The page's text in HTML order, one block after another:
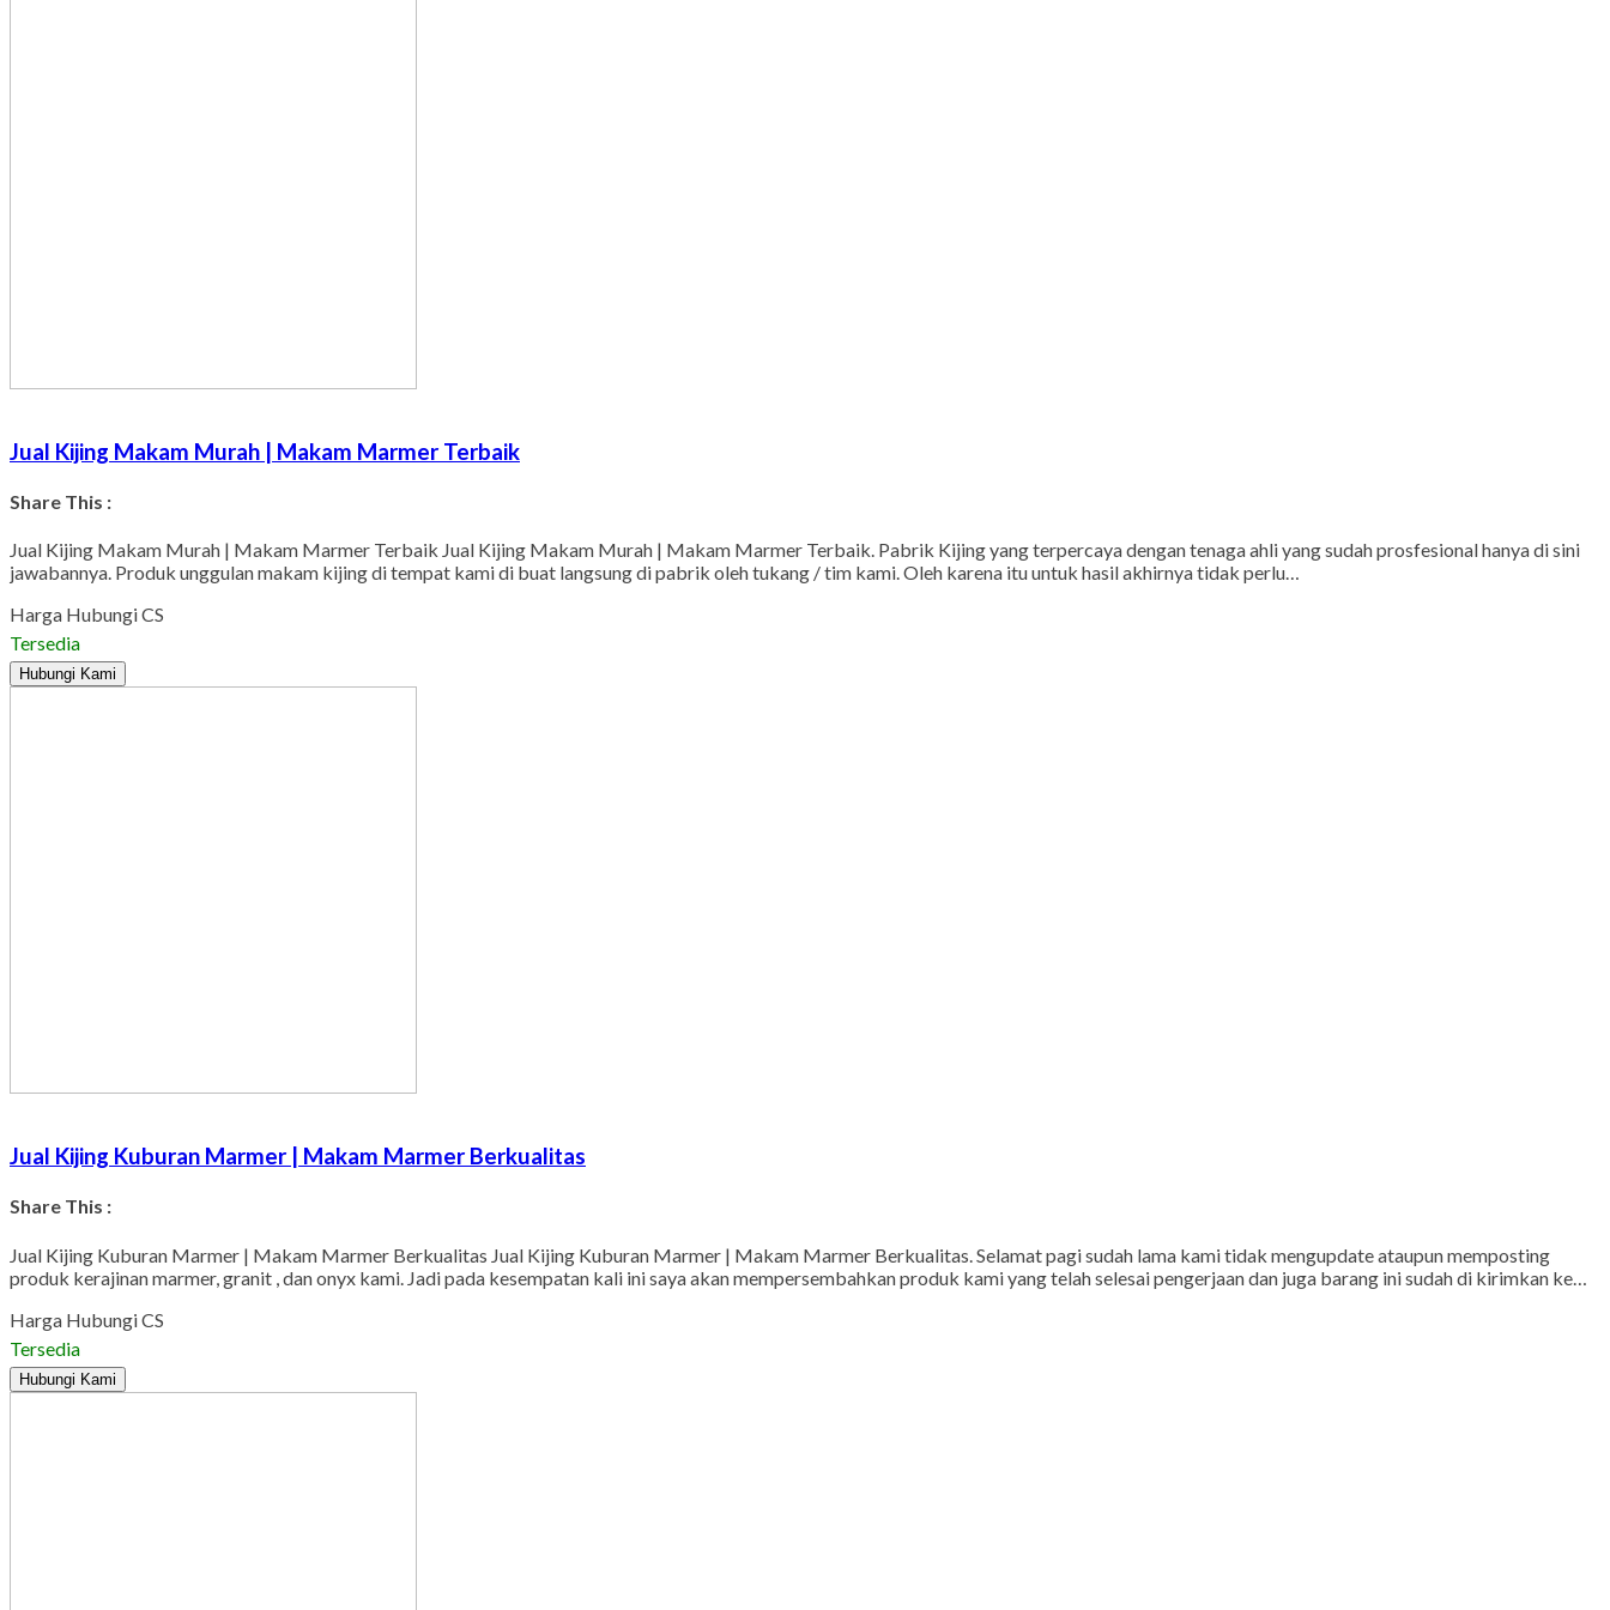
Jual Kijing Makam Murah | Makam Marmer Terbaik
Share This :
Jual Kijing Makam Murah | Makam Marmer Terbaik Jual Kijing Makam Murah | Makam Marmer Terbaik. Pabrik Kijing yang terpercaya dengan tenaga ahli yang sudah prosfesional hanya di sini
jawabannya. Produk unggulan makam kijing di tempat kami di buat langsung di pabrik oleh tukang / tim kami. Oleh karena itu untuk hasil akhirnya tidak perlu…
Harga Hubungi CS
Tersedia
Hubungi Kami
Jual Kijing Kuburan Marmer | Makam Marmer Berkualitas
Share This :
Jual Kijing Kuburan Marmer | Makam Marmer Berkualitas Jual Kijing Kuburan Marmer | Makam Marmer Berkualitas. Selamat pagi sudah lama kami tidak mengupdate ataupun memposting
produk kerajinan marmer, granit , dan onyx kami. Jadi pada kesempatan kali ini saya akan mempersembahkan produk kami yang telah selesai pengerjaan dan juga barang ini sudah di kirimkan ke…
Harga Hubungi CS
Tersedia
Hubungi Kami